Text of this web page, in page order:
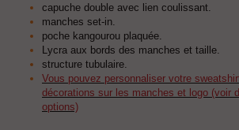
capuche double avec lien coulissant.
manches set-in.
poche kangourou plaquée.
Lycra aux bords des manches et taille.
structure tubulaire.
Vous pouvez personnaliser votre
décorations sur les manches et logo (voir
options)